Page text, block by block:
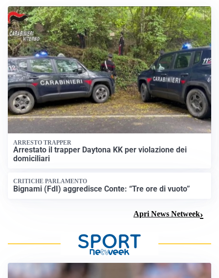
ARRESTO TRAPPER
Arrestato il trapper Daytona KK per violazione dei
domiciliari
CRITICHE PARLAMENTO
Bignami (FdI) aggredisce Conte: “Tre ore di vuoto”
Apri News Netweek